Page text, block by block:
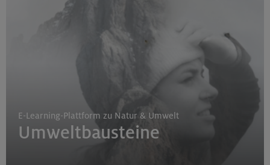
E-Learning-Plattform zu Natur & Umwelt
Umweltbausteine